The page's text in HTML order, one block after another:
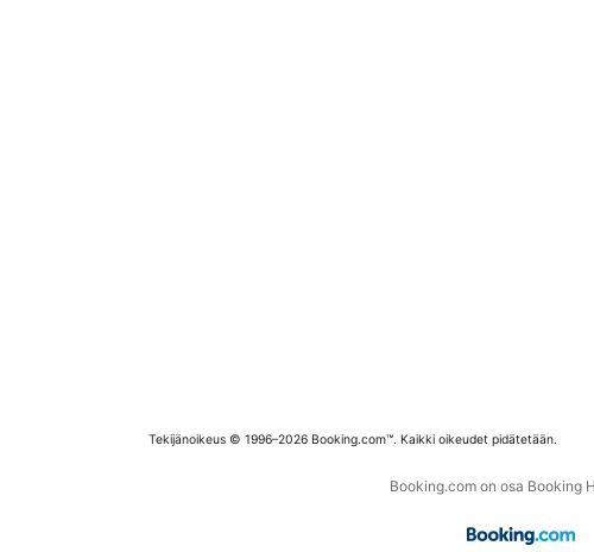
Tekijänoikeus © 1996–2026 Booking.com™. Kaikki oikeudet pidätetään.
Booking.com on osa Booking